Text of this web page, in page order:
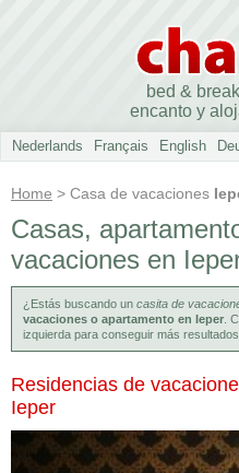
bed &
encanto y
Nederlands Français English
Home > Casa de vacaciones
Casas,
vacaciones en
¿Estás buscando un casita de
vacaciones o apartamento en Ieper .
izquierda para conseguir más resultados.
Residencias de
Ieper